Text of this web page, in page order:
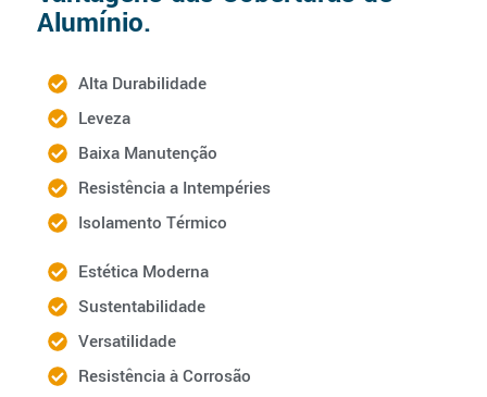
Alumínio.
Alta Durabilidade
Leveza
Baixa Manutenção
Resistência a Intempéries
Isolamento Térmico
Estética Moderna
Sustentabilidade
Versatilidade
Resistência à Corrosão